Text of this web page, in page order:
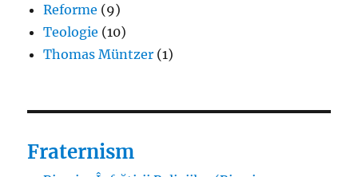
Reforme (9)
Teologie (10)
Thomas Müntzer (1)
Fraternism